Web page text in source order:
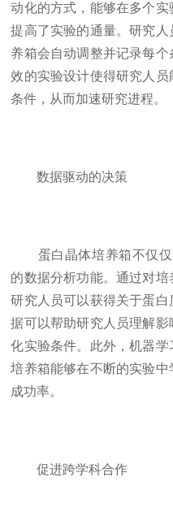
动化的方式，能够在多个
提高了实验的通量。研究
养箱会自动调整并记录每
效的实验设计使得研究人
条件，从而加速研究进程。
数据驱动的决策
蛋白晶体培养箱不仅仅
的数据分析功能。通过对
研究人员可以获得关于蛋
据可以帮助研究人员理解
化实验条件。此外，机器
培养箱能够在不断的实验
成功率。
促进跨学科合作